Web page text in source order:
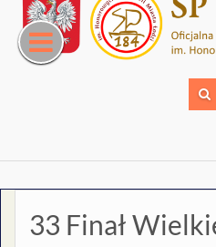
content
33 Finał